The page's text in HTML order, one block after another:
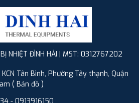
NHIỆT ĐÌNH HẢI | MST: 0312767202
KCN Tân Bình, Phường Tây thạnh, Quận
( Bản đồ )